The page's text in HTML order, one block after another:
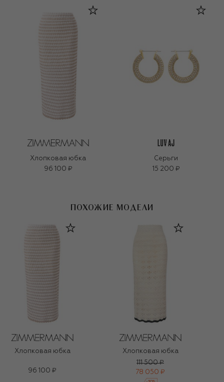
Хлопковая юбка
96 100 ₽
Серьги
15 200 ₽
ПОХОЖИЕ МОДЕЛИ
Хлопковая юбка
96 100 ₽
Хлопковая юбка
111 500 ₽
78 050 ₽